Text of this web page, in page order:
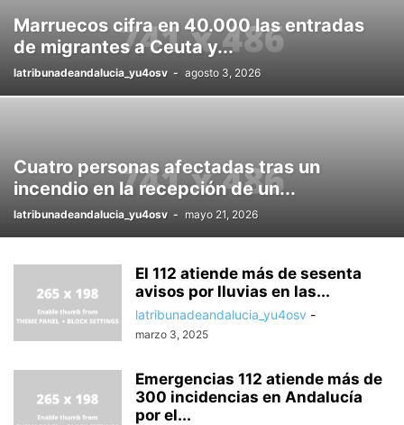
Marruecos cifra en 40.000 las entradas
de migrantes a Ceuta y...
latribunadeandalucia_yu4osv - agosto 3, 2026
Cuatro personas afectadas tras un
incendio en la recepción de un...
latribunadeandalucia_yu4osv - mayo 21, 2026
El 112 atiende más de sesenta
avisos por lluvias en las...
latribunadeandalucia_yu4osv -
marzo 3, 2025
Emergencias 112 atiende más de
300 incidencias en Andalucía
por el...